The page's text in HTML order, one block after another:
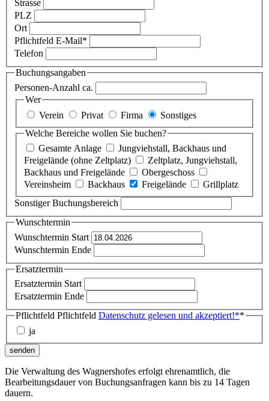
Strasse
PLZ
Ort
Pflichtfeld E-Mail*
Telefon
Buchungsangaben
Personen-Anzahl ca.
Wer
Verein
Privat Firma
Sonstiges
Welche Bereiche wollen Sie buchen?
Gesamte Anlage
Jungviehstall, Backhaus und
Freigelände (ohne Zeltplatz)
Zeltplatz, Jungviehstall,
Backhaus und Freigelände
Obergeschoss
Vereinsheim
Backhaus Freigelände
Grillplatz
Sonstiger Buchungsbereich
Wunschtermin
Wunschtermin Start
Wunschtermin Ende
Ersatztermin
Ersatztermin Start
Ersatztermin Ende
Pflichtfeld Pflichtfeld Datenschutz gelesen und akzeptiert!**
ja
senden
Die Verwaltung des Wagnershofes erfolgt ehrenamtlich, die
Bearbeitungsdauer von Buchungsanfragen kann bis zu 14 Tagen
dauern.